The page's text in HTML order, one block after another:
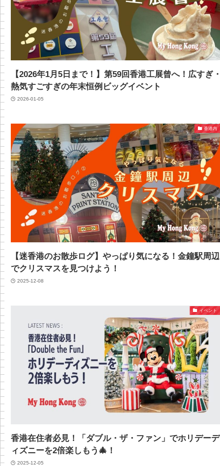
【2026年1月5日まで！】第59回香港工展曾へ！広すぎ
熱気すごすぎの年末恒例ビッグイベント
2026-01-05
香港内
【迷香港のお散歩ログ】やっぱり気になる！金鐘駅周辺
でクリスマスを見つけよう！
2025-12-08
イベント
香港在住者必見！「ダブル・ザ・ファン」でホリデーデ
ィズニーを2倍楽しもう🎄！
2025-12-05